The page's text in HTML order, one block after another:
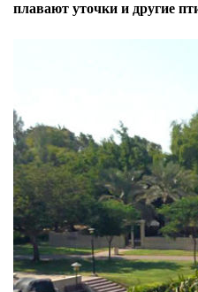
плавают уточки и другие